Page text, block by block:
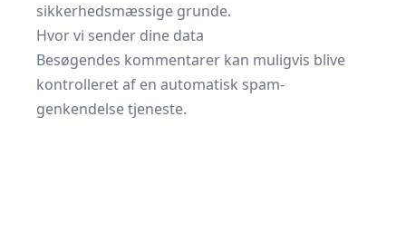
sikkerhedsmæssige grunde.
Hvor vi sender dine data
Besøgendes kommentarer kan muligvis blive
kontrolleret af en automatisk spam-
genkendelse tjeneste.